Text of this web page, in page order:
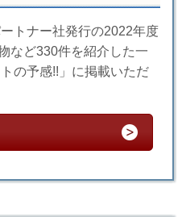
トナー社発行の2022年度
など330件を紹介した一
の予感!!」に掲載いただ